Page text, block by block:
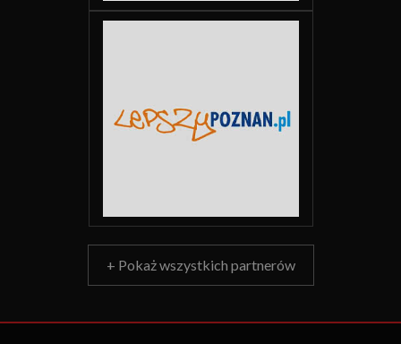
+ Pokaż wszystkich partnerów